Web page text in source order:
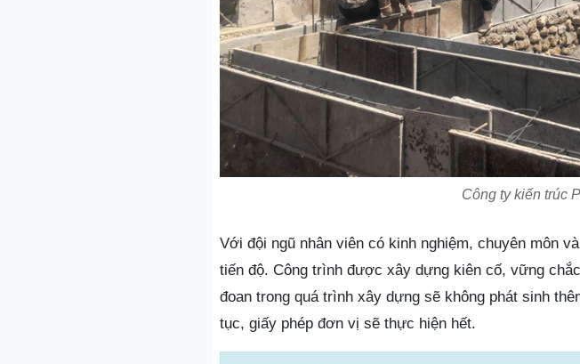
Công ty kiến trúc
Với đội ngũ nhân viên có kinh nghiệm, chuyên môn
tiến độ. Công trình được xây dựng kiên cố, vững
đoan trong quá trình xây dựng sẽ không phát sinh
tục, giấy phép đơn vị sẽ thực hiện hết.